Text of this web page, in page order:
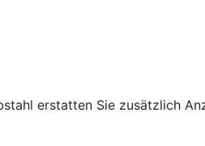
erstatten Sie zusätzlich